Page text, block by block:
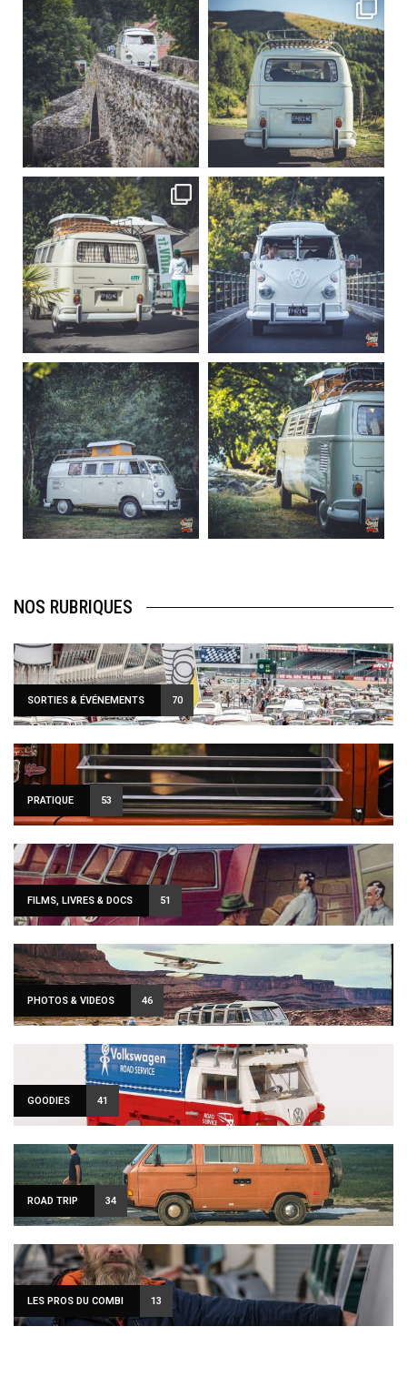
becombi
Sep 15
219
3
Sep 12
216
3
becombi
Sep 10
220
4
becombi
Août 10
177
0
becombi
Août 10
120
0
becombi
Août 10
108
0
NOS RUBRIQUES
SORTIES & ÉVÉNEMENTS 70
PRATIQUE 53
FILMS, LIVRES & DOCS 51
PHOTOS & VIDEOS 46
GOODIES 41
ROAD TRIP 34
LES PROS DU COMBI 13